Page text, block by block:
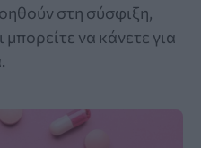
στη σύσφιξη,
να κάνετε για